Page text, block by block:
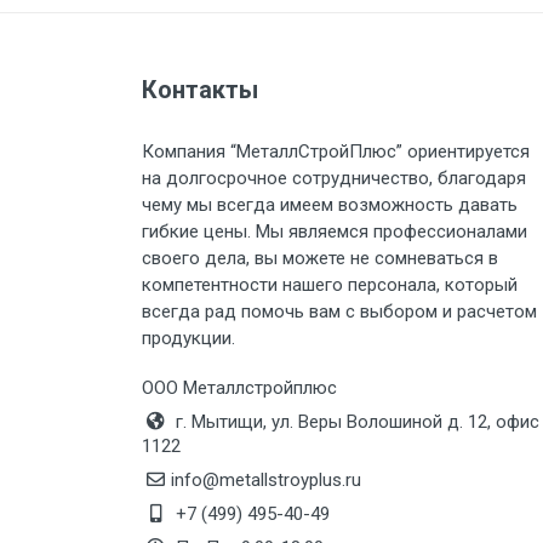
Груз до 6 м, вес до 2 тн
Груз до 6 м, вес до 3 тн
Груз до 6 м, вес до 5 тн
Груз до 6 м, вес до 8 тн
Груз до 6 м, вес до 10 тн
Груз до 12 м, вес до 20 тн
Манипулятор до 6 м, вес до 5 тн
Контакты
Компания “МеталлСтройПлюс” ориентируется
на долгосрочное сотрудничество, благодаря
чему мы всегда имеем возможность давать
гибкие цены. Мы являемся профессионалами
своего дела, вы можете не сомневаться в
компетентности нашего персонала, который
всегда рад помочь вам с выбором и расчетом
продукции.
ООО Металлстройплюс
г. Мытищи, ул. Веры Волошиной д. 12, офис
1122
info@metallstroyplus.ru
+7 (499) 495-40-49